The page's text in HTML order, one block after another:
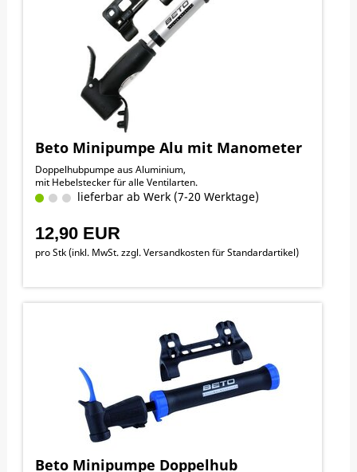
Beto Minipumpe Alu mit Manometer
Doppelhubpumpe aus Aluminium,
mit Hebelstecker für alle Ventilarten.
lieferbar ab Werk (7-20 Werktage)
12,90 EUR
pro Stk (inkl. MwSt. zzgl.Versandkosten für Standardartikel)
Beto Minipumpe Doppelhub